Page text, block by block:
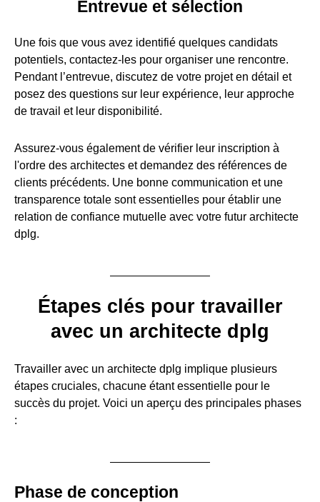
Entrevue et sélection
Une fois que vous avez identifié quelques candidats
potentiels, contactez-les pour organiser une rencontre.
Pendant l’entrevue, discutez de votre projet en détail et
posez des questions sur leur expérience, leur approche
de travail et leur disponibilité.
Assurez-vous également de vérifier leur inscription à
l'ordre des architectes et demandez des références de
clients précédents. Une bonne communication et une
transparence totale sont essentielles pour établir une
relation de confiance mutuelle avec votre futur architecte
dplg.
Étapes clés pour travailler
avec un architecte dplg
Travailler avec un architecte dplg implique plusieurs
étapes cruciales, chacune étant essentielle pour le
succès du projet. Voici un aperçu des principales phases
:
Phase de conception